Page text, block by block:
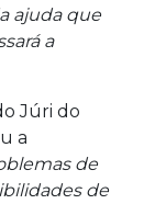
ajuda que
a
Júri do
a
de
de